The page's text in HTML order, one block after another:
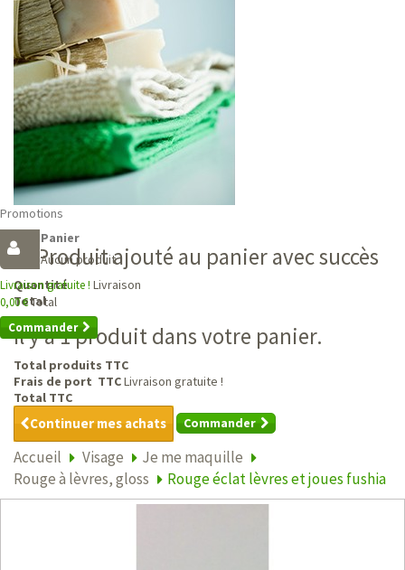
Promotions
Panier
Aucun produit
Livraison gratuite ! Livraison
0,00 €Total
Commander
Produit ajouté au panier avec succès
Quantité
Total
Il y a 1 produit dans votre panier.
Total produits TTC
Frais de port TTCLivraison gratuite !
Total TTC
Continuer mes achats Commander
Accueil Visage
Je me maquille
Rouge à lèvres, gloss
Rouge éclat lèvres et joues fushia